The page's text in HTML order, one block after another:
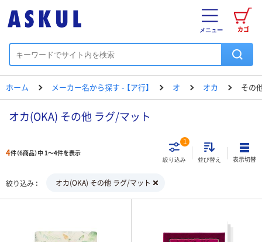
カゴ
メニュー
ホーム メーカー名から探す - 【ア行】 オ オカ その
オカ(OKA) その他 ラグ/マット
4件（6商品）中 1～4件を表示
絞り込み
1
並び替え 表示切替
絞り込み オカ(OKA) その他 ラグ/マット